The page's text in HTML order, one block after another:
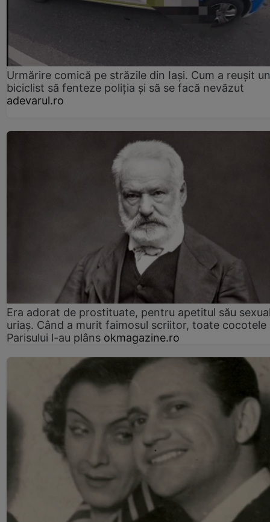
Urmărire comică pe străzile din Iași. Cum a reușit un
biciclist să fenteze poliția și să se facă nevăzut
adevarul.ro
Era adorat de prostituate, pentru apetitul său
uriaș. Când a murit faimosul scriitor, toate cocotele
Parisului l-au plâns okmagazine.ro